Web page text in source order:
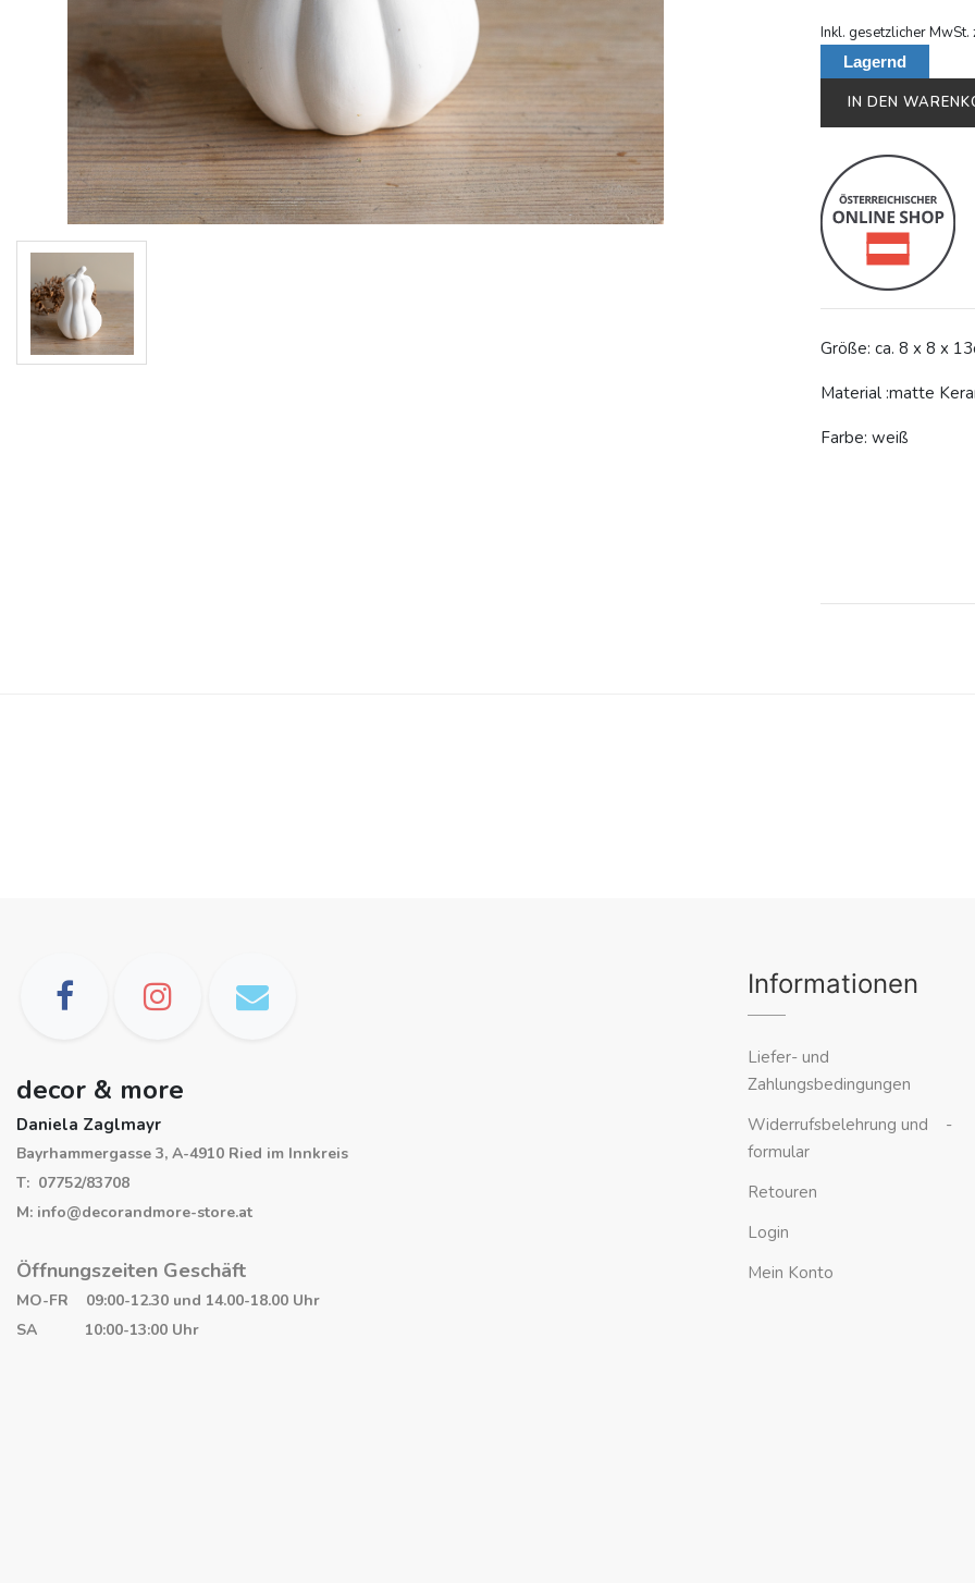
Inkl. gesetzlicher
Lagernd
IN DEN
Größe: ca. 8 x 8 x
Material :matte
Farbe: weiß
decor & more
Daniela Zaglmayr
Bayrhammergasse 3, A-4910 Ried im Innkreis
T: 07752/83708
M: info@decorandmore-store.at
Öffnungszeiten Geschäft
MO-FR 09:00-12.30 und 14.00-18.00 Uhr
SA 10:00-13:00 Uhr
Informationen
Liefer- und
Zahlungsbedingungen
Widerrufsbelehrung und -
formular
Retouren
Login
Mein Konto